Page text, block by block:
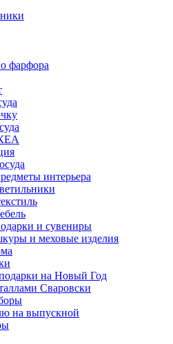
фарфора
интерьера
и сувениры
и меховые изделия
на Новый Год
Сваровски
на выпускной